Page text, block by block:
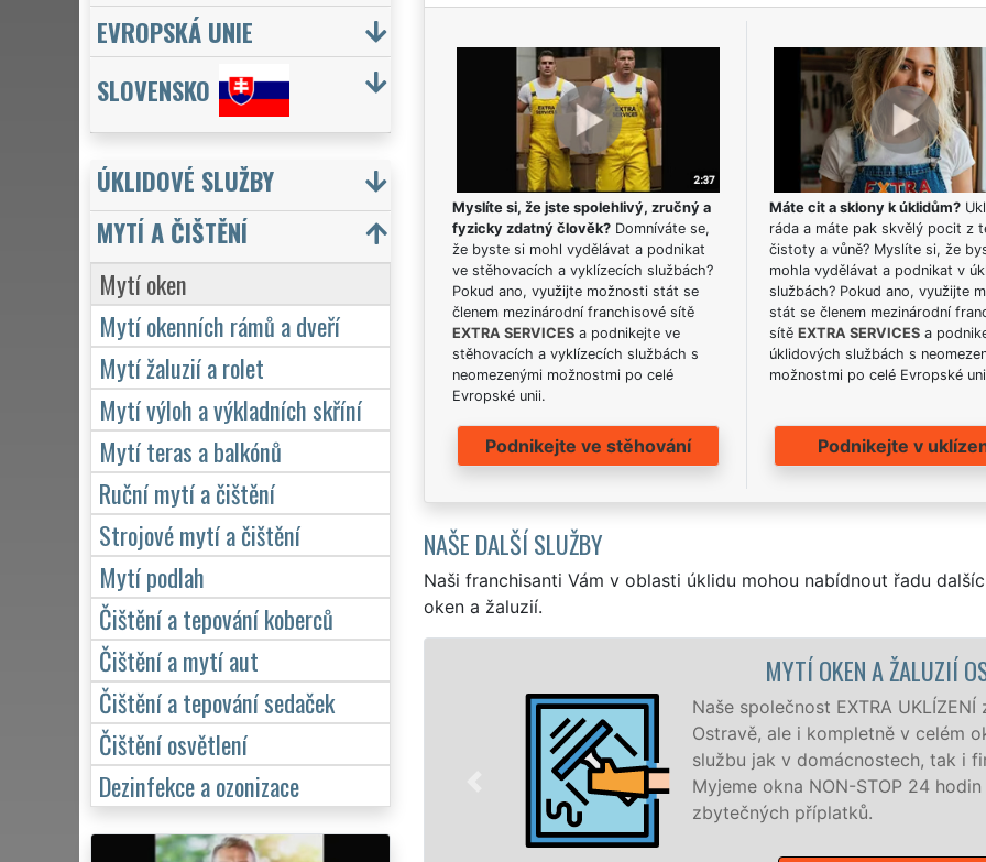
Myslíte si, že jste spolehlivý, zručný a
fyzicky zdatný člověk?Domníváte se,
že byste si mohl vydělávat a podnikat
ve stěhovacích a vyklízecích službách?
Pokud ano, využijte možnosti stát se
členem mezinárodní franchisové sítě
EXTRA SERVICESa podnikejte ve
stěhovacích a vyklízecích službách s
neomezenými možnostmi po celé
Evropské unii.
Podnikejte ve stěhování
Máte cit a sklony k úklidům?
ráda a máte pak skvělý pocit z
čistoty a vůně? Myslíte si, že
mohla vydělávat a podnikat v
službách? Pokud ano, využijte
stát se členem mezinárodní
sítě EXTRA SERVICESa
úklidových službách s
možnostmi po celé Evropské
Podnikejte v
NAŠE DALŠÍ SLUŽBY
Naši franchisanti Vám v oblasti úklidu mohou nabídnout řadu
oken a žaluzií.
MYTÍ OKEN A ŽALUZIÍ
Naše společnost EXTRA UKLÍZENÍ
Ostravě, ale i kompletně v celém
službu jak v domácnostech, tak i
Myjeme okna NON-STOP 24 hodin
zbytečných příplatků.
EVROPSKÁ UNIE
SLOVENSKO
ÚKLIDOVÉ SLUŽBY
MYTÍ A ČIŠTĚNÍ
Mytí oken
Mytí okenních rámů a dveří
Mytí žaluzií a rolet
Mytí výloh a výkladních skříní
Mytí teras a balkónů
Ruční mytí a čištění
Strojové mytí a čištění
Mytí podlah
Čištění a tepování koberců
Čištění a mytí aut
Čištění a tepování sedaček
Čištění osvětlení
Dezinfekce a ozonizace